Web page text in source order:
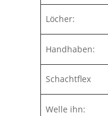
Löcher:
Handhaben:
Schachtflex
Welle ihn: